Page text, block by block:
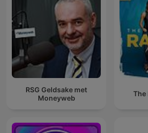
RSG Geldsake met
Moneyweb
The